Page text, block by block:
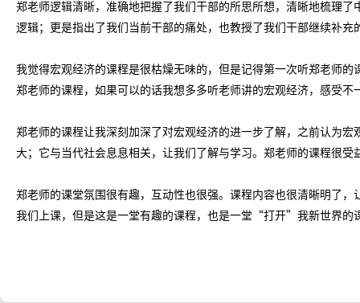
郑老师逻辑清晰，准确地把握了我们干部的所思所想，清晰地梳理
逻辑；更是指出了我们当前干部的痛处，也教授了我们干部继续补充
我觉得宏观经济的课程是很枯燥无味的，但是记得第一次听郑老师
郑老师的课程，如果可以的话我想多多听老师讲的宏观经济，感受不
郑老师的课程让我深刻加深了对宏观经济的进一步了解，之前认为
大；它与当代社会息息相关，让我们了解与学习。郑老师的课程很受
郑老师的课堂氛围很有趣，互动性也很强。课程内容也很清晰明了
我们上课，但是这是一堂有趣的课程，也是一堂 “打开”我新世界的